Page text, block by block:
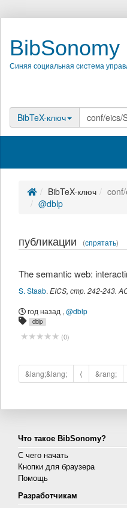
BibSonomy
Синяя социальная система
BibTeX-ключ
BibTeX-ключ
@dblp
публикации (спрятать)
The semantic web:
S. Staab. EICS, стр. 242-243.
год назад , @dblp
dblp
(0)
&lang;&lang; ⟨ &rang;
Что такое BibSonomy?
С чего начать
Кнопки для браузера
Помощь
Разработчикам